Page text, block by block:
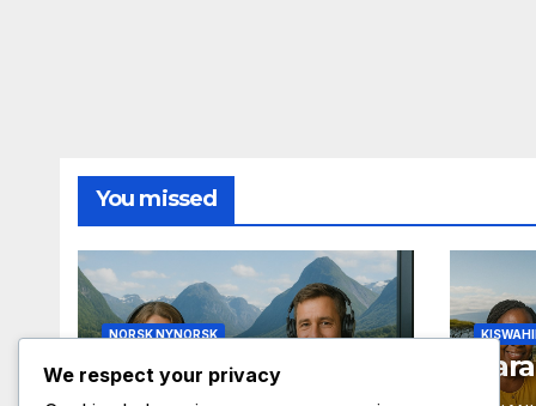
You missed
NORSK NYNORSK
Palassa i Paris
We respect your privacy